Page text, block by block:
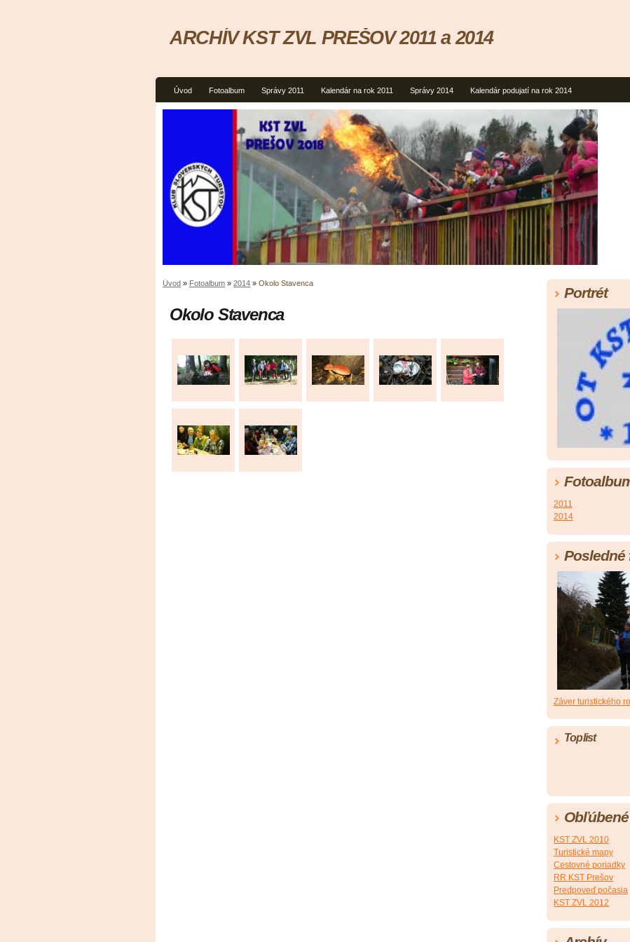
Úvod Fotoalbum Správy 2011 Kalendár na rok 2011 Správy 2014 Kalendár podujatí na rok 2014
ARCHÍV KST ZVL PREŠOV 2011 a 2014
Úvod » Fotoalbum » 2014 » Okolo Stavenca
Okolo Stavenca
Portrét
2011
2014
Posledné
Záver turistického
Toplist
KST ZVL 2010
Turistické mapy
Cestovné poriadky
RR KST Prešov
Predpoveď počasia
KST ZVL 2012